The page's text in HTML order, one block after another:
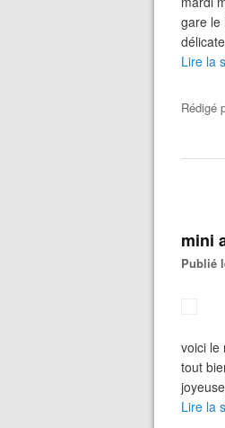
gare le
Lire la
Rédigé
mini
Publié
voici le
tout
Lire la